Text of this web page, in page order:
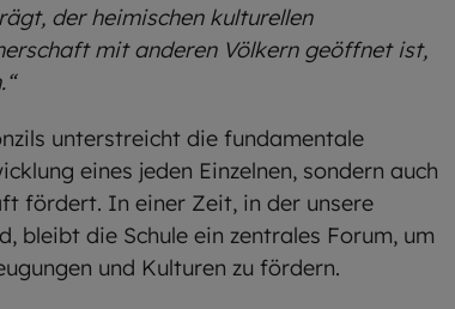
der heimischen kulturellen
mit anderen Völkern geöffnet ist,
unterstreicht die fundamentale
eines jeden Einzelnen, sondern auch
fördert. In einer Zeit, in der unsere
bleibt die Schule ein zentrales Forum, um
und Kulturen zu fördern.